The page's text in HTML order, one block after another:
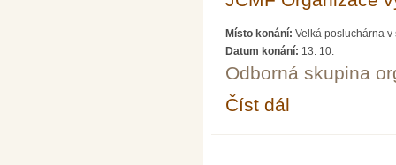
Místo konání: Velká posluchárna v
Datum konání: 13. 10.
Odborná skupina
Číst dál